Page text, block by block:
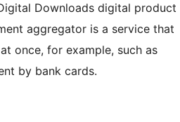
Downloads digital product
aggregator is a service that
once, for example, such as
by bank cards.